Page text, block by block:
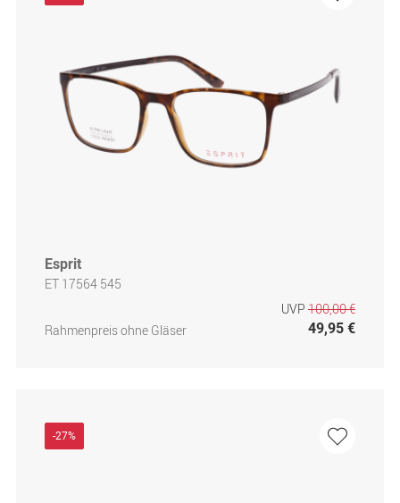
Esprit
ET 17564 545
Rahmenpreis ohne Gläser
UVP 100,00 €
49,95 €
-27%